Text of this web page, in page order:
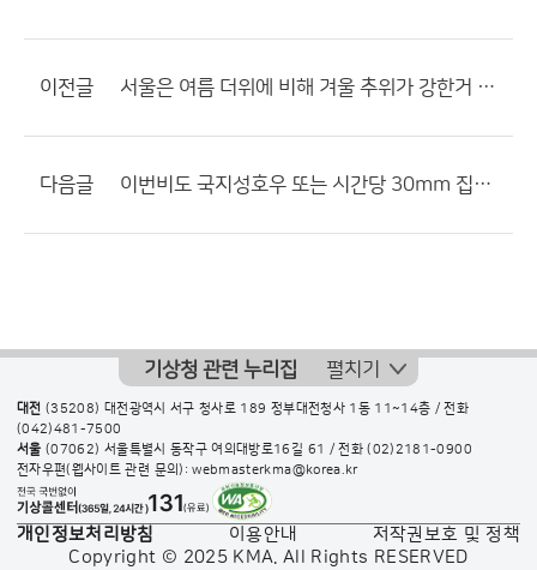
이전글 서울은 여름 더위에 비해 겨울 추위가 강한거 아닌가요?
다음글 이번비도 국지성호우 또는 시간당 30mm 집중호우 예상
기상청 관련 누리집 펼치기
대전 (35208) 대전광역시 서구 청사로 189 정부대전청사 1동 11~14층 / 전화
(042)481-7500
서울 (07062) 서울특별시 동작구 여의대방로16길 61 / 전화(02)2181-0900
전자우편(웹사이트 관련 문의): webmasterkma@korea.kr
개인정보처리방침 이용안내
저작권보호 및 정책
Copyright © 2025 KMA. All Rights RESERVED